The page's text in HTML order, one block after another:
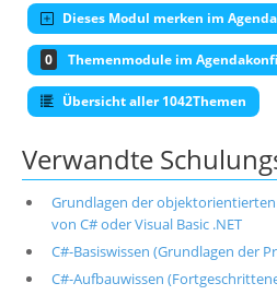
Dieses Modul merken im
0 Themenmodule im
Übersicht aller 1042Themen
Verwandte
Grundlagen der
von C# oder Visual Basic .NET
C#-Basiswissen (Grundlagen der
C#-Aufbauwissen